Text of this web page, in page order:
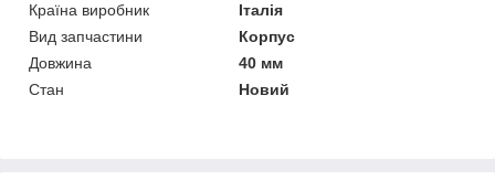
Країна виробник
Італія
Вид запчастини
Корпус
Довжина
40 мм
Стан
Новий